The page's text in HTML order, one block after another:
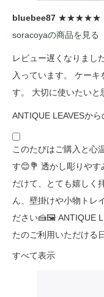
bluebee87 ★★★★★
soracoyaの商品を見る
レビュー遅くなりまし
入っています。 ケーキ
す。 大切に使いたいと
ANTIQUE LEAVESから
このたびはご購入と心
す😊💐 透かし彫りやす
だけて、とても嬉しく
ん、壁掛けや小物トレ
ださい🍰🖼️ ANTIQUE
たのご利用いただける
すべて表示